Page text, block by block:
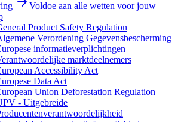
Voldoe aan alle wetten voor jouw
Product Safety Regulation
Verordening Gegevensbescherming
informatieverplichtingen
marktdeelnemers
Accessibility Act
Data Act
Union Deforestation Regulation
- Uitgebreide